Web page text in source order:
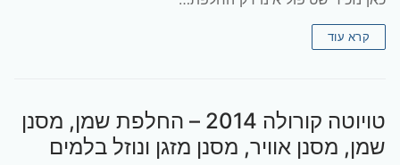
קרא עוד
טויוטה קורולה 2014 – החלפת שמן, מסנן
שמן, מסנן אוויר, מסנן מזגן ונוזל בלמים